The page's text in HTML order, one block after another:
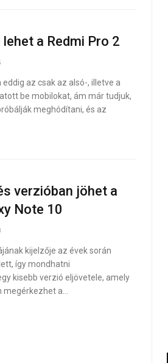
a Redmi Pro 2
az csak az alsó-, illetve a
be mobilokat, ám már tudjuk,
meghódítani, és az
verzióban jöhet a
Note 10
kijelzője az évek során
így mondhatni
kisebb verzió eljövetele, amely
a…